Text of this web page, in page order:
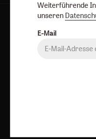
AGB und
Weiterführende
unseren
E-Mail